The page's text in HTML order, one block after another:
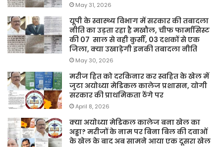
May 31, 2026
यूपी के स्वास्थ्य विभाग में सरकार की तबादला
नीति का उड़ता रहा है मखौल, चीफ फार्मासिस्ट
की 07 साल से वही कुर्सी, 03 दशकों से एक
जिला, क्या उखाड़ेगी इनकी तबादला नीति
May 30, 2026
मरीज हित को दरकिनार कर स्वहित के खेल में
जुटा अयोध्या मेडिकल कालेज प्रशासन, योगी
सरकार की प्राथमिकता ठेंगे पर
April 8, 2026
क्या अयोध्या मेडिकल कालेज बना खेल का
अड्डा? मरीजों के नाम पर बिना बिल की दवाओं
के खेल के बाद अब सामने आया एक दूसरा खेल